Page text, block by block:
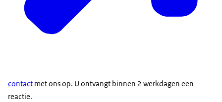
contact met ons op. U ontvangt binnen 2 werkdagen een
reactie.